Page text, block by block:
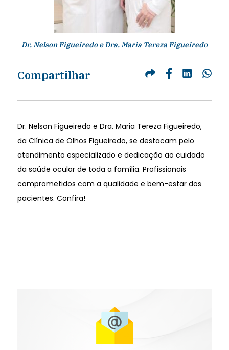
Dr. Nelson Figueiredo e Dra. Maria Tereza Figueiredo
Compartilhar
Dr. Nelson Figueiredo e Dra. Maria Tereza Figueiredo,
da Clínica de Olhos Figueiredo, se destacam pelo
atendimento especializado e dedicação ao cuidado
da saúde ocular de toda a família. Profissionais
comprometidos com a qualidade e bem-estar dos
pacientes. Confira!